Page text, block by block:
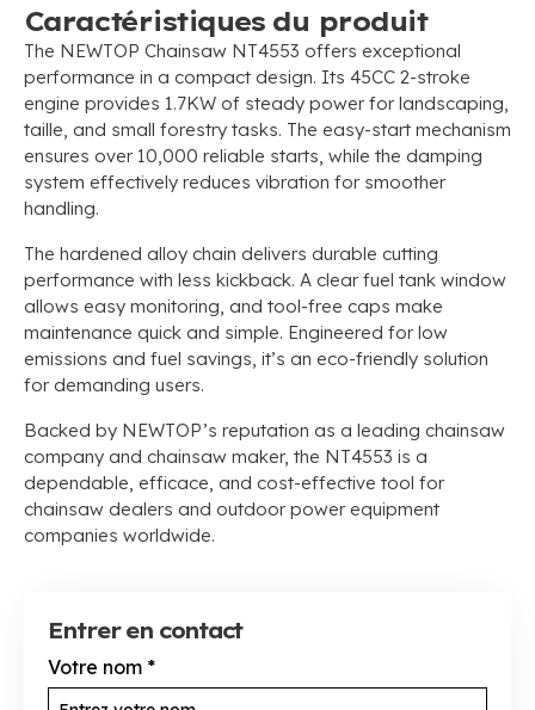
Caractéristiques du produit
The NEWTOP Chainsaw NT4553 offers exceptional
performance in a compact design. Its 45CC 2-stroke
engine provides 1.7KW of steady power for landscaping,
taille, and small forestry tasks. The easy-start mechanism
ensures over10,000 reliable starts, while the damping
system effectively reduces vibration for smoother
handling.
The hardened alloy chain delivers durable cutting
performance with less kickback. A clear fuel tank window
allows easy monitoring, and tool-free caps make
maintenance quick and simple. Engineered for low
emissions and fuel savings, it’s an eco-friendly solution
for demanding users.
Backed by NEWTOP’s reputation as a leading chainsaw
company and chainsaw maker, the NT4553 is a
dependable, efficace, and cost-effective tool for
chainsaw dealers and outdoor power equipment
companies worldwide.
Entrer en contact
Votre nom *